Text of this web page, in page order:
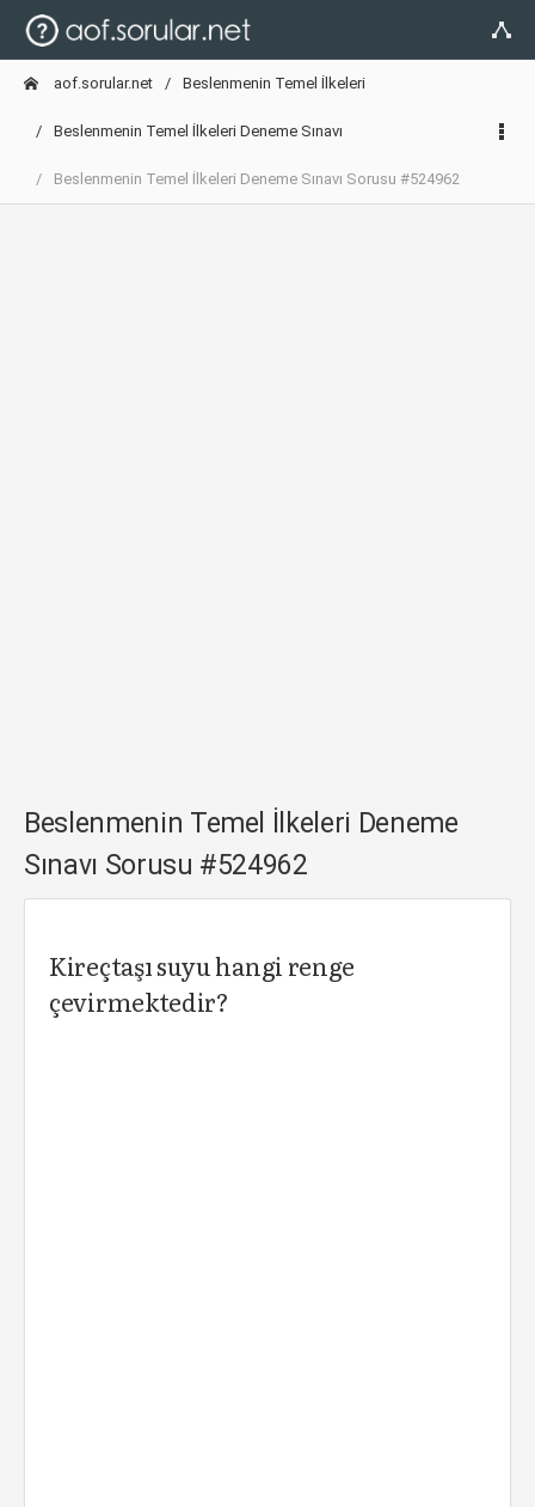
aof.sorular.net Beslenmenin Temel İlkeleri
Beslenmenin Temel İlkeleri Deneme Sınavı
Beslenmenin Temel İlkeleri Deneme Sınavı Sorusu #524962
Beslenmenin Temel İlkeleri Deneme
Sınavı Sorusu #524962
Kireçtaşı suyu hangi renge
çevirmektedir?